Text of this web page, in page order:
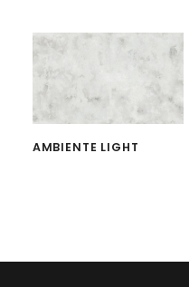
AMBIENTE LIGHT